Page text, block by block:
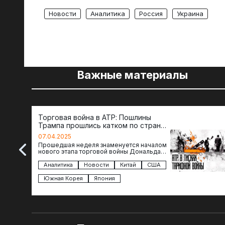
Новости Аналитика Россия Украина
Важные материалы
Торговая война в АТР: Пошлины
Трампа прошлись катком по странам
региона
07.04.2025
Прошедшая неделя знаменуется началом
нового этапа торговой войны Дональда
импорта из более 100 стран…
Аналитика Новости Китай
США
Южная Корея
Япония